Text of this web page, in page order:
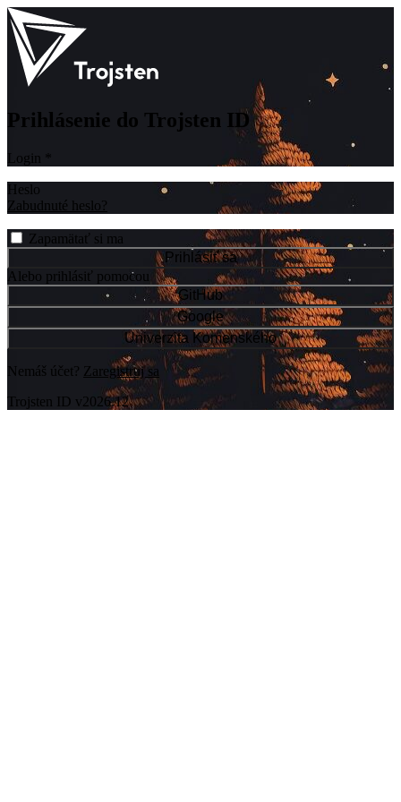
Prihlásenie do Trojsten ID
Login
Heslo
Zabudnuté heslo?
Zapamätať si ma
Prihlásiť sa
Alebo prihlásiť pomocou
GitHub
Google
Univerzita Komenského
Nemáš účet? Zaregistruj sa
Trojsten ID v2026.12